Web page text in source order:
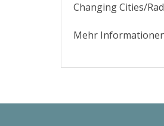
Changing Cities/
Mehr